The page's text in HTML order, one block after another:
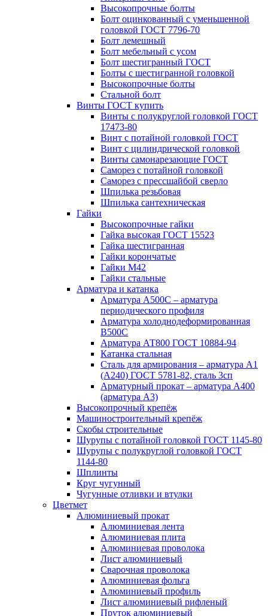
Высокопрочные болты
Болт оцинкованный с уменьшенной
головкой ГОСТ 7796-70
Болт лемешный
Болт мебельный с усом
Болт шестигранный ГОСТ
Болты с шестигранной головкой
Высокопрочные болты
Стальной болт
Винты ГОСТ купить
Винты с полукруглой головкой ГОСТ
17473-80
Винт с потайной головкой ГОСТ
Винт с цилиндрической головкой
Винты самонарезающие ГОСТ
Саморез с потайной головкой
Саморез с прессшайбой сверло
Шпилька резьбовая
Шпилька сантехническая
Гайки
Высокопрочные гайки
Гайка высокая ГОСТ 15523
Гайка шестигранная
Гайки корончатые
Гайки М42
Гайки стальные
Арматура и катанка
Арматура А500С – арматура
периодического профиля
Арматура холоднодеформированная
В500С
Арматура АТ800 ГОСТ 10884-94
Катанка стальная
Сталь для армирования – арматура А1
(А240) ГОСТ 5781-82, сталь 3сп
Арматурный прокат – арматура А400
(арматура А3)
Высокопрочный крепёж
Машиностроительный крепёж
Скобы строительные
Шурупы с потайной головкой ГОСТ 1145-80
Шурупы с полукруглой головкой ГОСТ
1144-80
Шплинты
Круг чугунный
Чугунные отливки и втулки
Цветмет
Алюминиевый прокат
Алюминиевая лента
Алюминиевая плита
Алюминиевая проволока
Лист алюминиевый
Сварочная проволока
Алюминиевая фольга
Алюминиевый профиль
Лист алюминиевый рифленый
Пруток алюминиевый